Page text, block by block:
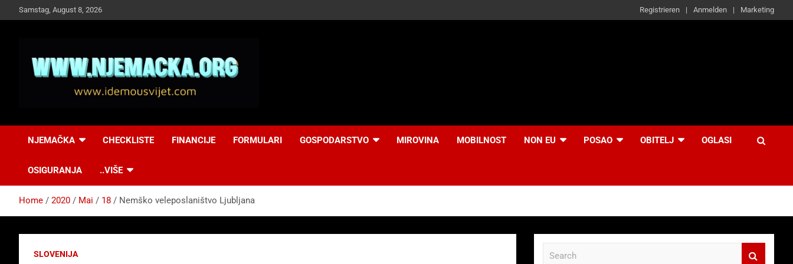
to
Samstag, August 8, 2026 Registrieren Anmelden Marketing
Idemo u Svijet-
NJEMAČKA CHECKLISTE FINANCIJE FORMULARI GOSPODARSTVO MIROVINA MOBILNOST NON EU POSAO OBITELJ OGLASI
OSIGURANJA ..VIŠE
Home 2020 Mai 18 Nemško veleposlaništvo Ljubljana
SLOVENIJA